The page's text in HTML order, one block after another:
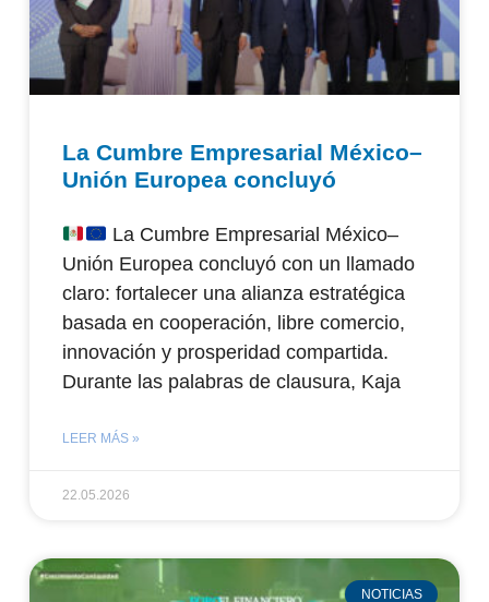
La Cumbre Empresarial México–
Unión Europea concluyó
La Cumbre Empresarial México–
Unión Europea concluyó con un llamado
claro: fortalecer una alianza estratégica
basada en cooperación, libre comercio,
innovación y prosperidad compartida.
Durante las palabras de clausura, Kaja
LEER MÁS »
22.05.2026
NOTICIAS